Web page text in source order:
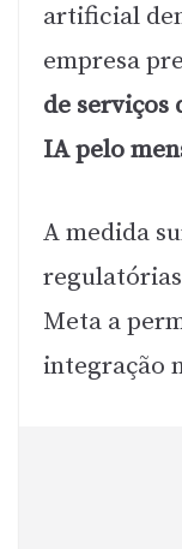
artificial
empresa
de serviços
IA pelo
A medida
Meta a
integração